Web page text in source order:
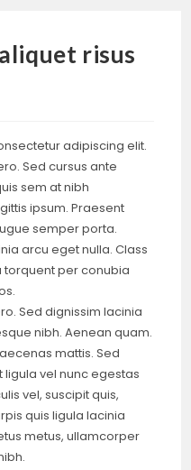
risus
adipiscing elit.
Sed cursus ante
sem at nibh
ipsum. Praesent
semper porta.
arcu eget nulla. Class
per conubia
Sed dignissim lacinia
nibh. Aenean quam.
mattis. Sed
ligula vel nunc egestas
vel, suscipit quis,
quis ligula lacinia
metus, ullamcorper